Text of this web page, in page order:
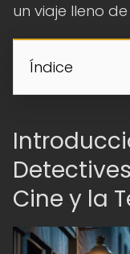
un viaje lleno
Índice
Cine y la